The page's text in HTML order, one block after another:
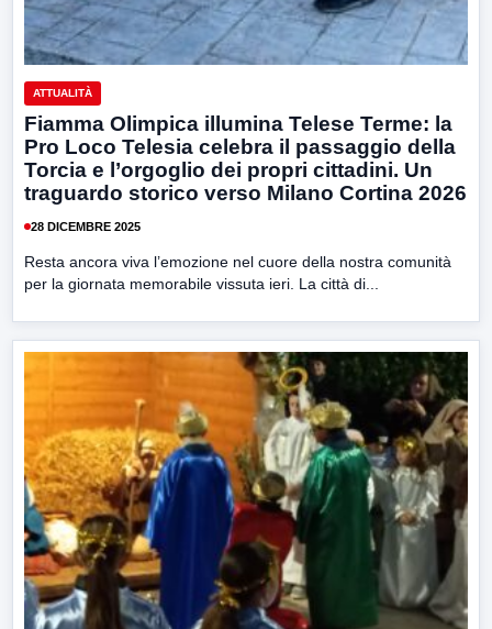
ATTUALITÀ
Fiamma Olimpica illumina Telese Terme: la
Pro Loco Telesia celebra il passaggio della
Torcia e l’orgoglio dei propri cittadini. Un
traguardo storico verso Milano Cortina 2026
28 DICEMBRE 2025
Resta ancora viva l’emozione nel cuore della nostra comunità
per la giornata memorabile vissuta ieri. La città di...